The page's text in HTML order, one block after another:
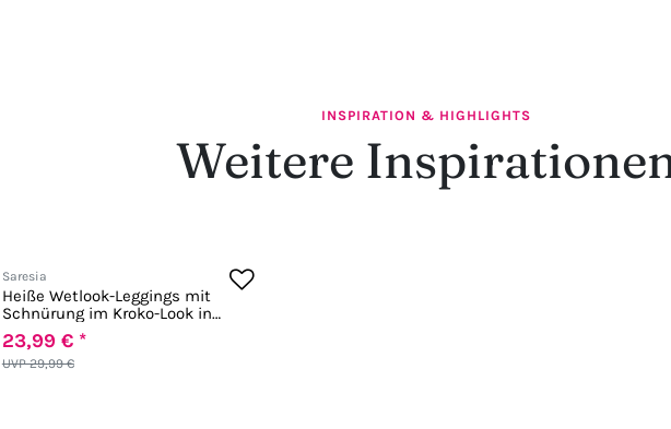
INSPIRATION & HIGHLIGHTS
Weitere
Saresia
Heiße Wetlook-Leggings mit
Schnürung im Kroko-Look in
schwarz
UVP 29,99 €
23,99 € *